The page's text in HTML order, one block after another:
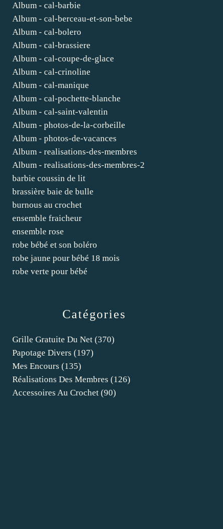
Catégories
Grille Gratuite Du Net (370)
Papotage Divers (197)
Mes Encours (135)
Réalisations Des Membres (126)
Accessoires Au Crochet (90)
Album - cal-barbie
Album - cal-berceau-et-son-bebe
Album - cal-bolero
Album - cal-brassiere
Album - cal-coupe-de-glace
Album - cal-crinoline
Album - cal-manique
Album - cal-pochette-blanche
Album - cal-saint-valentin
Album - photos-de-la-corbeille
Album - photos-de-vacances
Album - realisations-des-membres
Album - realisations-des-membres-2
barbie coussin de lit
brassière baie de bulle
burnous au crochet
ensemble fraicheur
ensemble rose
robe bébé et son boléro
robe jaune pour bébé 18 mois
robe verte pour bébé